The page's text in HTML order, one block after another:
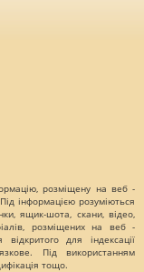
розміщену на веб -
інформацією розуміються
ящик-шота, скани, відео,
розміщених на веб -
відкритого для індексації
Під використанням
тощо.